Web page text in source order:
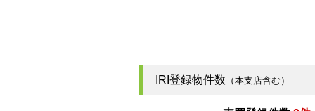
IRI登録物件数 （本支店含む）